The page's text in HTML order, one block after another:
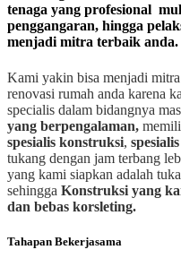
tenaga yang profesional
penggangaran, hingga
menjadi mitra terbaik anda.
Kami yakin bisa menjadi
renovasi rumah anda karena
specialis dalam bidangnya
yang berpengalaman,
spesialis konstruksi,
tukang dengan jam terbang
yang kami siapkan adalah
sehingga Konstruksi yang
dan bebas korsleting.
Tahapan Bekerjasama